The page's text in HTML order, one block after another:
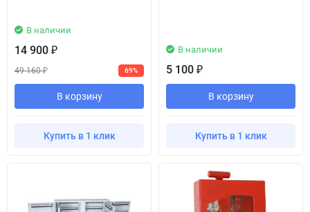
В наличии
14 900 ₽
49 160₽ 69%
В корзину
Купить в 1 клик
В наличии
5 100 ₽
В корзину
Купить в 1 клик